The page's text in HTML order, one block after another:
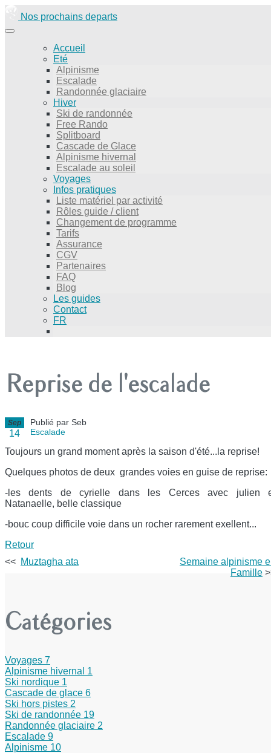
Nos prochains departs
Accueil
Eté
Alpinisme
Escalade
Randonnée glaciaire
Hiver
Ski de randonnée
Free Rando
Splitboard
Cascade de Glace
Alpinisme hivernal
Escalade au soleil
Voyages
Infos pratiques
Liste matériel par activité
Rôles guide / client
Changement de programme
Tarifs
Assurance
CGV
Partenaires
FAQ
Blog
Les guides
Contact
FR
Reprise de l'escalade
Sep
14
Publié par Seb
Escalade
Toujours un grand moment après la saison d'été...la reprise!
Quelques photos de deux grandes voies en guise de reprise:
-les dents de cyrielle dans les Cerces avec julien
Natanaelle, belle classique
-bouc coup difficile voie dans un rocher rarement exellent...
Retour
<< Muztagha ata
Semaine alpinisme
Famille
Catégories
Voyages 7
Alpinisme hivernal 1
Ski nordique 1
Cascade de glace 6
Ski hors pistes 2
Ski de randonnée 19
Randonnée glaciaire 2
Escalade 9
Alpinisme 10